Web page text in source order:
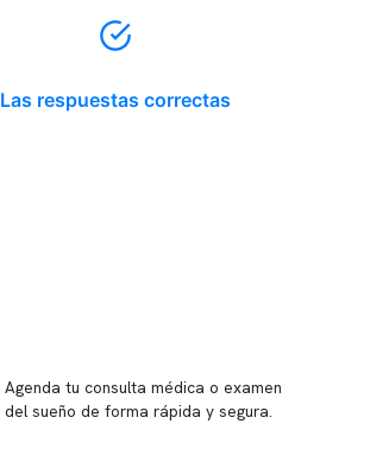
Las respuestas correctas
Agenda tu consulta médica o examen
del sueño de forma rápida y segura.